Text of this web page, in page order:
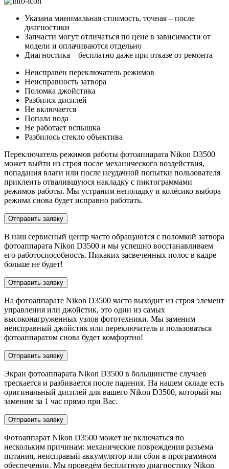
Указана минимальная стоимость, точная – после
диагностики
Запчасти могут отличаться по цене в зависимости от
модели и оплачиваются отдельно
Диагностика – бесплатно даже при отказе от ремонта
Неисправен переключатель режимов
Неисправность затвора
Поломка джойстика
Разбился дисплей
Не включается
Попала вода
Не работает вспышка
Разбилось стекло объектива
Переключатель режимов работы фотоаппарата Nikon D3500
может выйти из строя после механического воздействия,
попадания влаги или после неудачной попытки пользователя
приклеить отвалившуюся накладку с пиктограммами
режимов работы. Мы устраним неполадку и колёсико выбора
режима снова будет исправно работать.
Отправить заявку
В наш сервисный центр часто обращаются с поломкой затвора
фотоаппарата Nikon D3500 и мы успешно восстанавливаем
его работоспособность. Никаких засвеченных полос в кадре
больше не будет!
Отправить заявку
На фотоаппарате Nikon D3500 часто выходит из строя элемент
управления или джойстик, это один из самых
высоконагруженных узлов фототехники. Мы заменим
неисправный джойстик или переключатель и пользоваться
фотоаппаратом снова будет комфортно!
Отправить заявку
Экран фотоаппарата Nikon D3500 в большинстве случаев
трескается и разбивается после падения. На нашем складе есть
оригинальный дисплей для вашего Nikon D3500, который мы
заменим за 1 час прямо при Вас.
Отправить заявку
Фотоаппарат Nikon D3500 может не включаться по
нескольким причинам: механические повреждения разъема
питания, неисправый аккумулятор или сбои в программном
обеспечении. Мы проведём бесплатную диагностику Nikon